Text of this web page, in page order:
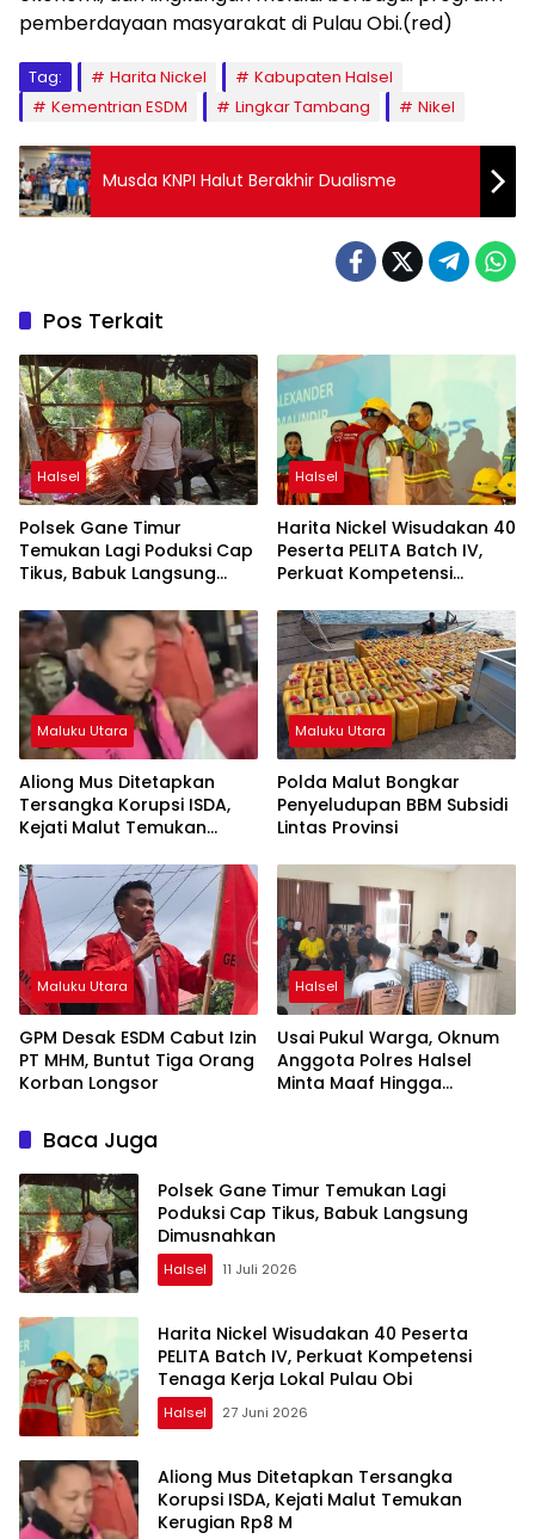
pemberdayaan masyarakat di Pulau Obi.(red)
Tag: Harita Nickel
Kabupaten Halsel
Kementrian ESDM
Lingkar Tambang Nikel
Musda KNPI Halut Berakhir Dualisme
Pos Terkait
Halsel
Polsek Gane Timur
Temukan Lagi Poduksi Cap
Tikus, Babuk Langsung
Halsel
Harita Nickel Wisudakan 40
Peserta PELITA Batch IV,
Perkuat Kompetensi
Obi
Maluku Utara
Aliong Mus Ditetapkan
Tersangka Korupsi ISDA,
Kejati Malut Temukan
Maluku Utara
Polda Malut Bongkar
Penyeludupan BBM Subsidi
Lintas Provinsi
Maluku Utara
GPM Desak ESDM Cabut Izin
PT MHM, Buntut Tiga Orang
Korban Longsor
Halsel
Usai Pukul Warga, Oknum
Anggota Polres Halsel
Minta Maaf Hingga
Baca Juga
Polsek Gane Timur Temukan Lagi
Poduksi Cap Tikus, Babuk Langsung
Dimusnahkan
Halsel 11 Juli 2026
Harita Nickel Wisudakan 40 Peserta
PELITA Batch IV, Perkuat Kompetensi
Tenaga Kerja Lokal Pulau Obi
Halsel 27 Juni 2026
Aliong Mus Ditetapkan Tersangka
Korupsi ISDA, Kejati Malut Temukan
Kerugian Rp8 M